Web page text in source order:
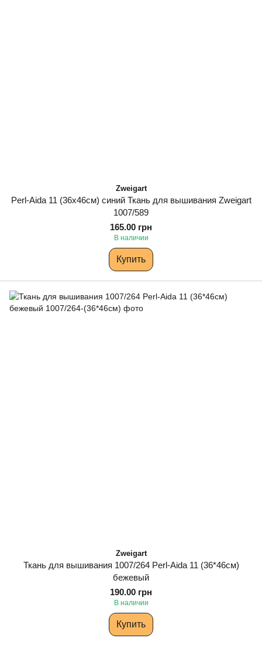
Zweigart
Perl-Aida 11 (36х46см) синий Ткань для вышивания Zweigart
1007/589
165.00 грн
В наличии
Купить
Zweigart
Ткань для вышивания 1007/264 Perl-Aida 11 (36*46см)
бежевый
190.00 грн
В наличии
Купить